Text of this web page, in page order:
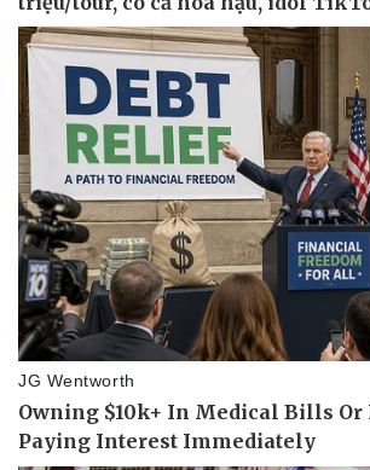
Doanh nghiệp
Thông tin doanh nghiệp
Doanh nghiệp 24h
Doanh nhân
Vì cộng đồng
Công nghệ
Sành điệu
Tin Công
Trải
Chuyển